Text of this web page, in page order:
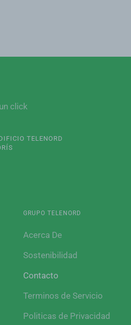
click
TELENORD
GRUPO TELENORD
Acerca De
Sostenibilidad
Contacto
Terminos de Servicio
Politicas de Privacidad